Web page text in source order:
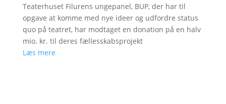
Teaterhuset Filurens ungepanel, BUP, der har til
opgave at komme med nye ideer og udfordre status
quo på teatret, har modtaget en donation på en halv
mio. kr. til deres fællesskabsprojekt
Læs mere